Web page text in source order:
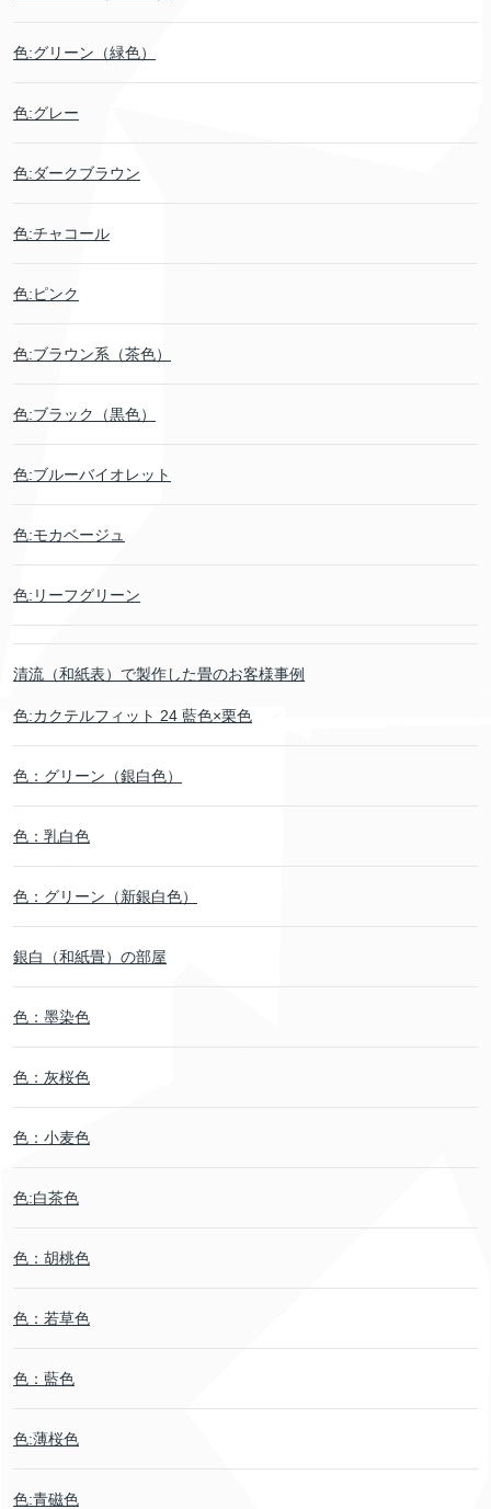
色:グリーン（緑色）
色:グレー
色:ダークブラウン
色:チャコール
色:ピンク
色:ブラウン系（茶色）
色:ブラック（黒色）
色:ブルーバイオレット
色:モカベージュ
色:リーフグリーン
清流（和紙表）で製作した畳のお客様事例
色:カクテルフィット 24 藍色×栗色
色：グリーン（銀白色）
色：乳白色
色：グリーン（新銀白色）
銀白（和紙畳）の部屋
色：墨染色
色：灰桜色
色：小麦色
色:白茶色
色：胡桃色
色：若草色
色：藍色
色:薄桜色
色:青磁色